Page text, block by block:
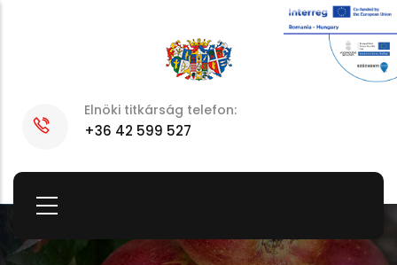
Elnöki titkárság telefon:
+36 42 599 527